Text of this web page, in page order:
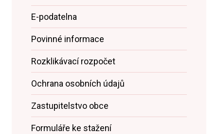
E-podatelna
Povinné informace
Rozklikávací rozpočet
Ochrana osobních údajů
Zastupitelstvo obce
Formuláře ke stažení